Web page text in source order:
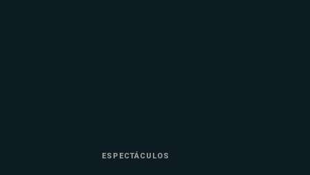
ESPECTÁCULOS